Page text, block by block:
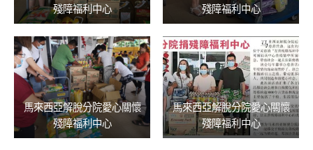
殘障福利中心
殘障福利中心
馬來西亞解脫分院愛心關懷
殘障福利中心
馬來西亞解脫分院愛心關懷
殘障福利中心